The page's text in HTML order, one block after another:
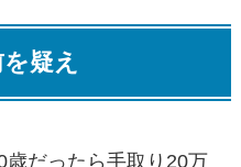
疑え
だったら手取り20万